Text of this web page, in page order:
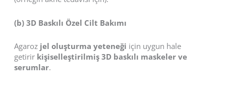
(b) 3D Baskılı Özel Cilt Bakımı
Agaroz jel oluşturma yeteneği için uygun hale
getirir kişiselleştirilmiş 3D baskılı maskeler ve
serumlar.